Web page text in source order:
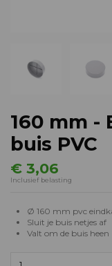
160 mm -
buis PVC
€ 3,06
Inclusief belasting
Ø 160 mm pvc
Sluit je buis netjes af
Valt om de buis heen